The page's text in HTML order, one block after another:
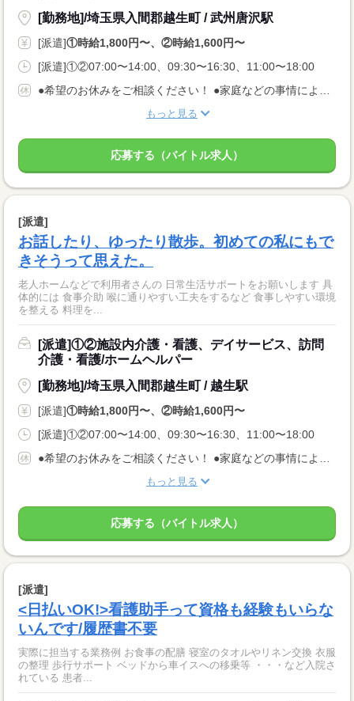
[勤務地]/埼玉県入間郡越生町 / 武州唐沢駅
[派遣]①時給1,800円〜、②時給1,600円〜
[派遣]①②07:00〜14:00、09:30〜16:30、11:00〜18:00
●希望のお休みをご相談ください！ ●家庭などの事情によるお休み調整OK 「土日休み」「扶養内」など 希望に合わせてお仕事をご紹介します。
もっと見る
応募する（バイトル求人）
[派遣]
お話したり、ゆったり散歩。初めての私にもで
きそうって思えた。
老人ホームなどで利用者さんの 日常生活サポートをお願いします 具
体的には 食事介助 喉に通りやすい工夫をするなど 食事しやすい環境
を整える 料理を...
[派遣]①②施設内介護・看護、デイサービス、訪問
介護・看護/ホームヘルパー
[勤務地]/埼玉県入間郡越生町 / 越生駅
[派遣]①時給1,800円〜、②時給1,600円〜
[派遣]①②07:00〜14:00、09:30〜16:30、11:00〜18:00
●希望のお休みをご相談ください！ ●家庭などの事情によるお休み調整OK 「土日休み」「扶養内」など 希望に合わせてお仕事をご紹介します。
もっと見る
応募する（バイトル求人）
[派遣]
<日払いOK!>看護助手って資格も経験もいらな
いんです/履歴書不要
実際に担当する業務例 お食事の配膳 寝室のタオルやリネン交換 衣服
の整理 歩行サポート ベッドから車イスへの移乗等 ・・・など入院さ
れている 患者...